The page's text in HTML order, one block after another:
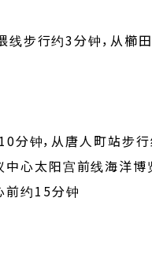
步行约3分钟，从櫛
钟，从唐人町站步
心太阳宫前线海洋博
约15分钟